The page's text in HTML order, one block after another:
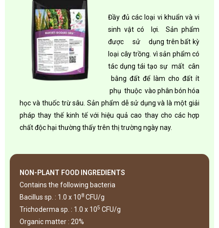
Đầy đủ các loại vi khuẩn và vi
sinh vật có lợi. Sản phẩm
được sử dụng trên bất kỳ
loại cây trồng. vì sản phẩm có
tác dụng tái tạo sự mất cân
bằng đất để làm cho đất ít
phụ thuộc vào phân bón hóa
học và thuốc trừ sâu. Sản phẩm dễ sử dụng và là một giải
pháp thay thế kinh tế với hiệu quả cao thay cho các hợp
chất độc hại thường thấy trên thị trường ngày nay.
NON-PLANT FOOD INGREDIENTS
Contains the following bacteria
Bacillus sp. : 1.0 x 108 CFU/g
Trichoderma sp. : 1.0 x 105 CFU/g
Organic matter : 20%